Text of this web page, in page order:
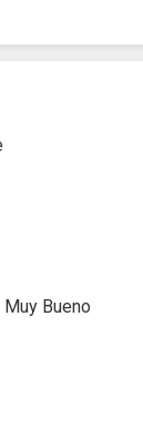
Muy Bueno